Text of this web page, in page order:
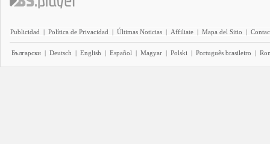
Publicidad | Política de Privacidad | Últimas Noticias | Affiliate | Mapa del Sitio |
Български | Deutsch | English | Español | Magyar | Polski | Português brasileiro |